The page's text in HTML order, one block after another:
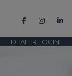
DEALER LOGIN